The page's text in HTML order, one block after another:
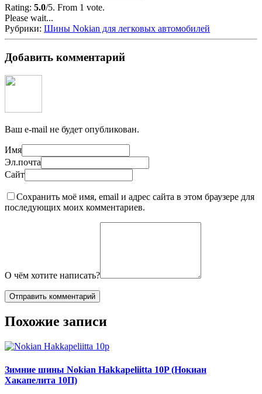
Rating: 5.0/5. From 1 vote.
Please wait...
Рубрики: Шины Nokian для легковых автомобилей
Добавить комментарий
Ваш e-mail не будет опубликован.
Имя
Эл.почта
Сайт
Сохранить моё имя, email и адрес сайта в этом браузере для
последующих моих комментариев.
О чём хотите написать?
Похожие записи
Зимние шины Nokian Hakkapeliitta 10P (Нокиан
Хакапелита 10П)